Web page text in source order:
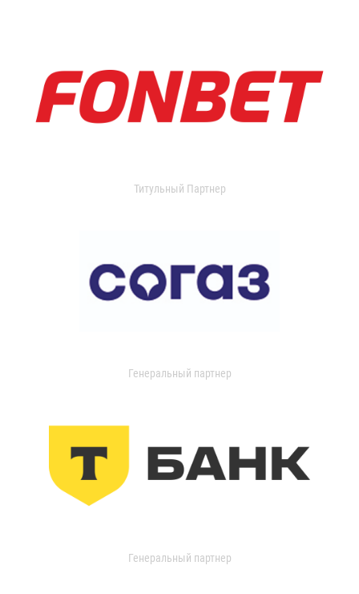
Титульный Партнер
Генеральный партнер
Генеральный партнер